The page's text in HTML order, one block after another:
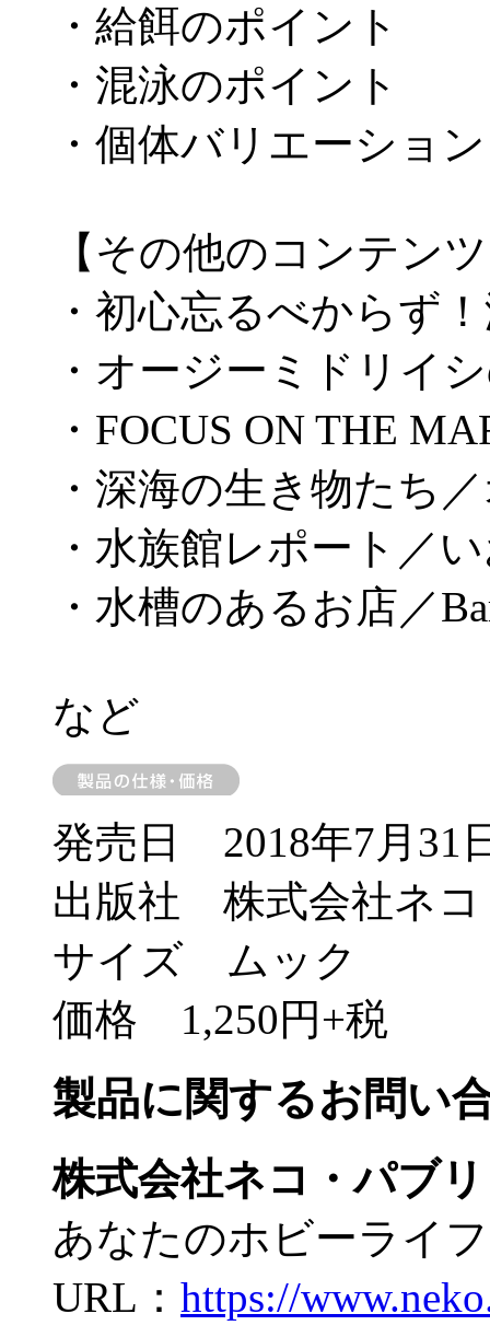
・給餌のポイント
・混泳のポイント
・個体バリエーション
【その他のコンテン
・初心忘るべからず
・オージーミドリイ
・FOCUS ON THE
・深海の生き物たち
・水族館レポート／
・水槽のあるお店／
など
発売日 2018年7月31
出版社 株式会社ネコ
サイズ ムック
価格 1,250円+税
製品に関するお問い
株式会社ネコ・パブ
あなたのホビーライ
URL： https://